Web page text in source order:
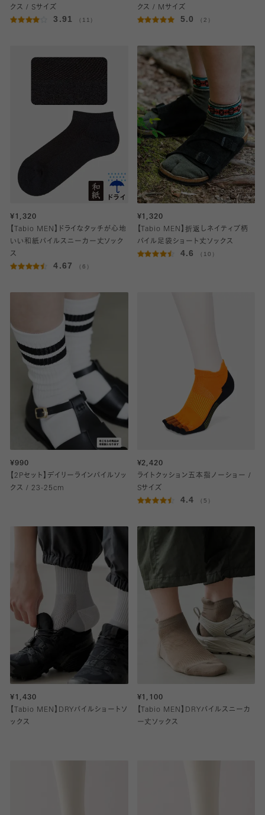
クス / Sサイズ
3.91 （11）
クス / Mサイズ
5.0 （2）
¥1,320
【Tabio MEN】ドライなタッチが心地
いい和紙パイルスニーカー丈ソック
ス
4.67 （6）
¥1,320
【Tabio MEN】折返しネイティブ柄
パイル足袋ショート丈ソックス
4.6 （10）
¥990
【2Pセット】デイリーラインパイルソッ
クス / 23-25cm
¥2,420
ライトクッション五本指ノーショー /
Sサイズ
4.4 （5）
¥1,430
【Tabio MEN】DRYパイルショートソ
ックス
¥1,100
【Tabio MEN】DRYパイルスニーカ
ー丈ソックス